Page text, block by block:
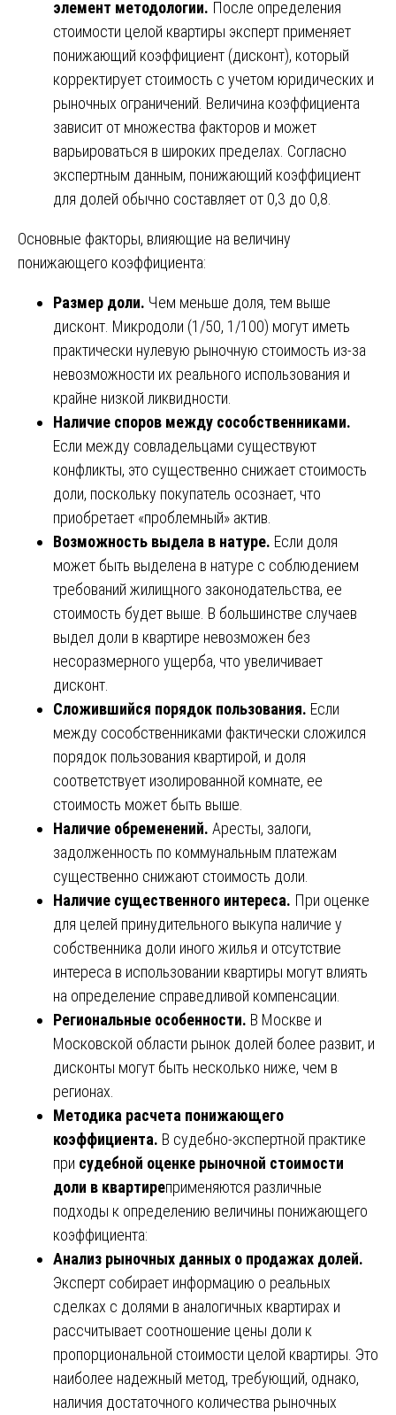
элемент методологии. После определения
стоимости целой квартиры эксперт применяет
понижающий коэффициент (дисконт), который
корректирует стоимость с учетом юридических и
рыночных ограничений. Величина коэффициента
зависит от множества факторов и может
варьироваться в широких пределах. Согласно
экспертным данным, понижающий коэффициент
для долей обычно составляет от 0,3 до 0,8.
Основные факторы, влияющие на величину
понижающего коэффициента:
Размер доли. Чем меньше доля, тем выше
дисконт. Микродоли (1/50, 1/100) могут иметь
практически нулевую рыночную стоимость из-за
невозможности их реального использования и
крайне низкой ликвидности.
Наличие споров между сособственниками.
Если между совладельцами существуют
конфликты, это существенно снижает стоимость
доли, поскольку покупатель осознает, что
приобретает «проблемный» актив.
Возможность выдела в натуре. Если доля
может быть выделена в натуре с соблюдением
требований жилищного законодательства, ее
стоимость будет выше. В большинстве случаев
выдел доли в квартире невозможен без
несоразмерного ущерба, что увеличивает
дисконт.
Сложившийся порядок пользования. Если
между сособственниками фактически сложился
порядок пользования квартирой, и доля
соответствует изолированной комнате, ее
стоимость может быть выше.
Наличие обременений. Аресты, залоги,
задолженность по коммунальным платежам
существенно снижают стоимость доли.
Наличие существенного интереса. При оценке
для целей принудительного выкупа наличие у
собственника доли иного жилья и отсутствие
интереса в использовании квартиры могут влиять
на определение справедливой компенсации.
Региональные особенности. В Москве и
Московской области рынок долей более развит, и
дисконты могут быть несколько ниже, чем в
регионах.
Методика расчета понижающего
коэффициента. В судебно-экспертной практике
при судебной оценке рыночной стоимости
доли в квартиреприменяются различные
подходы к определению величины понижающего
коэффициента:
Анализ рыночных данных о продажах долей.
Эксперт собирает информацию о реальных
сделках с долями в аналогичных квартирах и
рассчитывает соотношение цены доли к
пропорциональной стоимости целой квартиры. Это
наиболее надежный метод, требующий, однако,
наличия достаточного количества рыночных